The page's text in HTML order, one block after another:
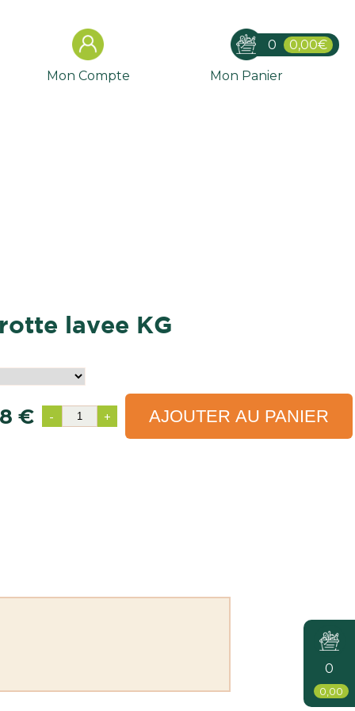
Mon Compte Mon Panier
0 0,00€
0
0,00
lavee KG
€ - + AJOUTER AU PANIER